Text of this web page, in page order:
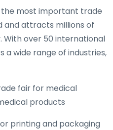
the most important trade
and attracts millions of
With over 50 international
a wide range of industries,
fair for medical
products
printing and packaging